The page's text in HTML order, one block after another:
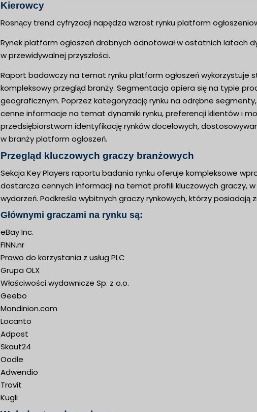
Kierowcy
Rosnący trend cyfryzacji napędza wzrost rynku platform
Rynek platform ogłoszeń drobnych odnotował w ostatnich latach
w przewidywalnej przyszłości.
Raport badawczy na temat rynku platform ogłoszeń wykorzystuje
kompleksowy przegląd branży. Segmentacja opiera się na typie
geograficznym. Poprzez kategoryzację rynku na odrębne
cenne informacje na temat dynamiki rynku, preferencji klientów i
przedsiębiorstwom identyfikację rynków docelowych,
w branży platform ogłoszeń.
Przegląd kluczowych graczy branżowych
Sekcja Key Players raportu badania rynku oferuje kompleksowe
dostarcza cennych informacji na temat profili kluczowych graczy,
wydarzeń. Podkreśla wybitnych graczy rynkowych, którzy posiadają
Głównymi graczami na rynku są:
eBay Inc.
FINN.nr
Prawo do korzystania z usług PLC
Grupa OLX
Właściwości wydawnicze Sp. z o.o.
Geebo
Mondinion.com
Locanto
Adpost
Skaut24
Oodle
Adwendio
Trovit
Kugli